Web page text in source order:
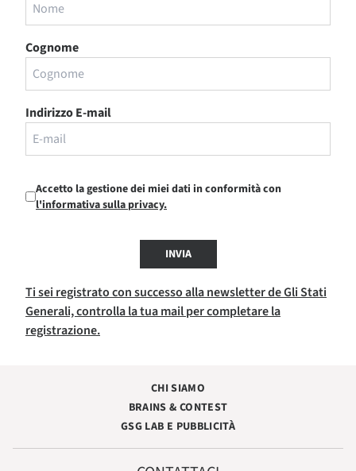
Cognome
Indirizzo E-mail
Accetto la gestione dei miei dati in conformità con
l'informativa sulla privacy.
INVIA
Ti sei registrato con successo alla newsletter de Gli Stati
Generali, controlla la tua mail per completare la
registrazione.
CHI SIAMO
BRAINS & CONTEST
GSG LAB E PUBBLICITÀ